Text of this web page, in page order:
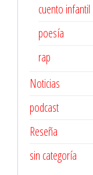
cuento infantil
poesía
rap
Noticias
podcast
Reseña
sin categoría